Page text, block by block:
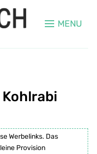
MENU
Werbelinks. Das
Provision